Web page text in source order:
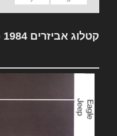
קטלוג אביזרים Jeep 1984